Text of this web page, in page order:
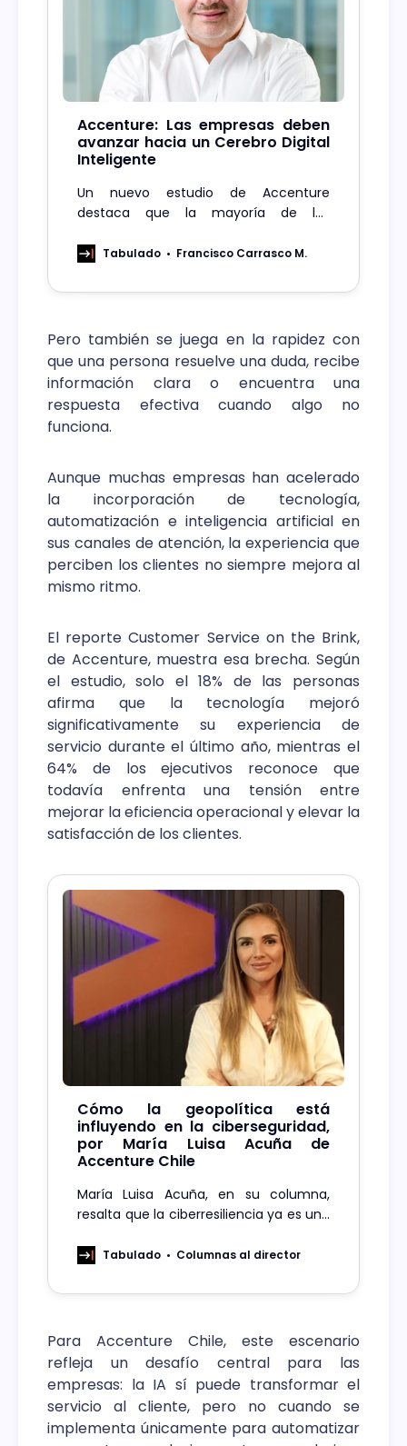
Accenture: Las empresas deben
avanzar hacia un Cerebro Digital
Inteligente
Un nuevo estudio de Accenture
destaca que la mayoría de los
sobre enormes volúmenes de datos,
inteligencia necesarias para razonar,
Tabulado Francisco Carrasco M.
Pero también se juega en la rapidez con
que una persona resuelve una duda, recibe
información clara o encuentra una
respuesta efectiva cuando algo no
funciona.
Aunque muchas empresas han acelerado
la incorporación de tecnología,
automatización e inteligencia artificial en
sus canales de atención, la experiencia que
perciben los clientes no siempre mejora al
mismo ritmo.
El reporte Customer Service on the Brink,
de Accenture, muestra esa brecha. Según
el estudio, solo el 18% de las personas
afirma que la tecnología mejoró
significativamente su experiencia de
servicio durante el último año, mientras el
64% de los ejecutivos reconoce que
todavía enfrenta una tensión entre
mejorar la eficiencia operacional y elevar la
satisfacción de los clientes.
Cómo la geopolítica está
influyendo en la ciberseguridad,
por María Luisa Acuña de
Accenture Chile
María Luisa Acuña, en su columna,
resalta que la ciberresiliencia ya es una
liderazgo, cooperación público-privada
Tabulado Columnas al director
Para Accenture Chile, este escenario
refleja un desafío central para las
empresas: la IA sí puede transformar el
servicio al cliente, pero no cuando se
implementa únicamente para automatizar